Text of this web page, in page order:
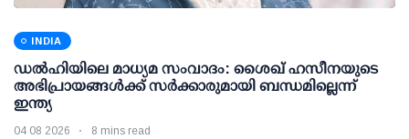
INDIA
ഡല്‍ഹിയിലെ മാധ്യമ സംവാദം: ശൈഖ് ഹസീനയുടെ
അഭിപ്രായങ്ങള്‍ക്ക് സര്‍ക്കാരുമായി ബന്ധമില്ലെന്ന്
ഇന്ത്യ
04 08 2026 8 mins read